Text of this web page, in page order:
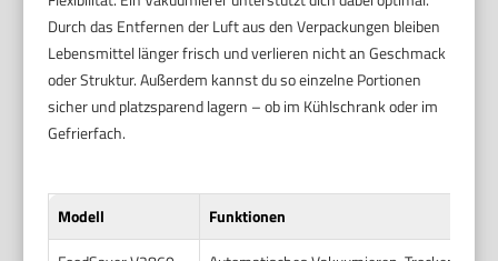
Durch das Entfernen der Luft aus den Verpackungen bleiben
Lebensmittel länger frisch und verlieren nicht an Geschmack
oder Struktur. Außerdem kannst du so einzelne Portionen
sicher und platzsparend lagern – ob im Kühlschrank oder im
Gefrierfach.
Modell
Funktionen